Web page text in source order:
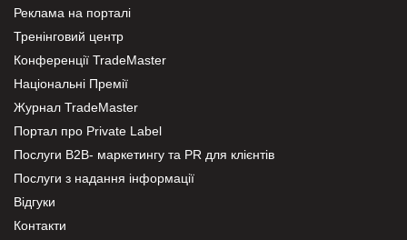
Реклама на порталі
Тренінговий центр
Конференції TradeMaster
Національні Премії
Журнал TradeMaster
Портал про Private Label
Послуги В2В- маркетингу та PR для клієнтів
Послуги з надання інформації
Відгуки
Контакти